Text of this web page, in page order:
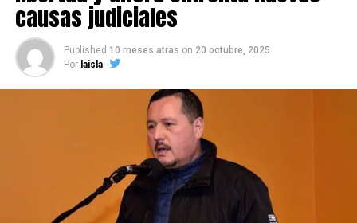
causas judiciales
Published 10 meses atras on 20 octubre, 2025
Por laisla